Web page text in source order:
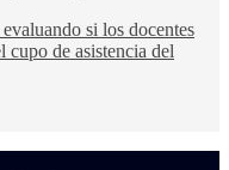
si los docentes
cupo de asistencia del